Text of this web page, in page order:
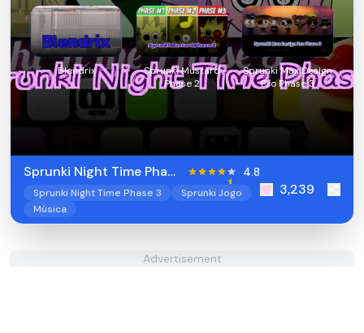
Blendrix
Sprunki Mustard
Phase 2
Sprunki Max Design
Pro Phase 3
Sprunki Night Time Phase
4.8
Sprunki Night Time Phase 3
Sprunki Jogo
Música
3,239
Advertisement